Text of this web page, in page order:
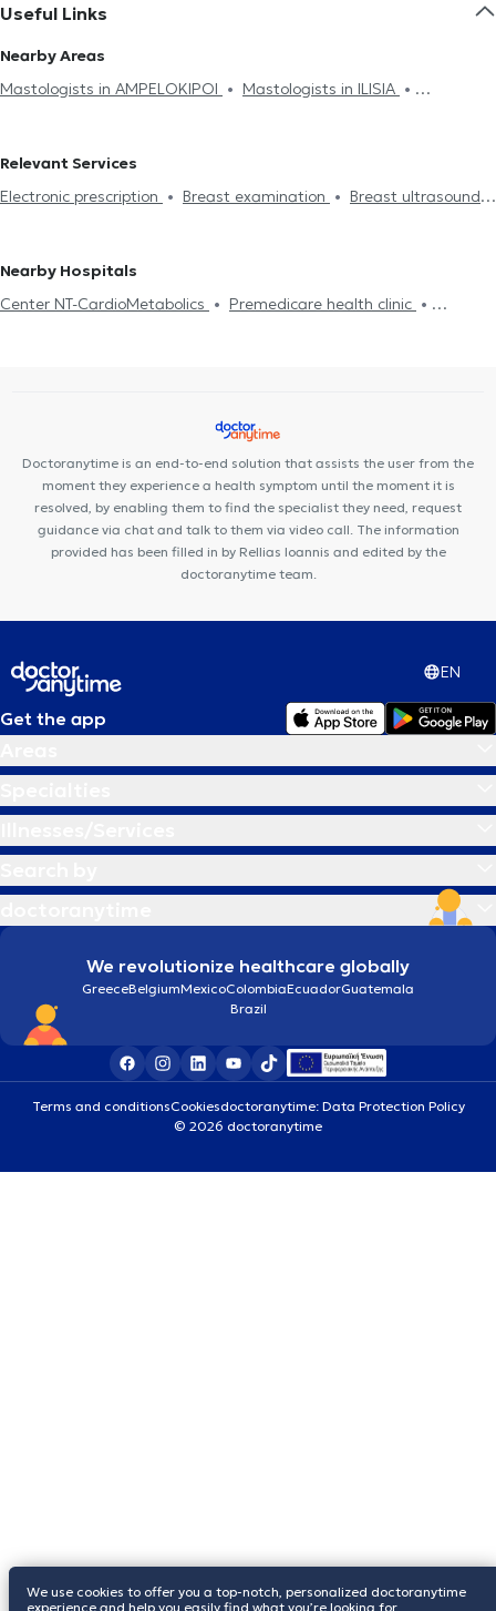
Useful Links
Nearby Areas
Mastologists in AMPELOKIPOI
Mastologists in ILISIA
Mastologists in NEO PSYCHIKO
Mastologists in CHALANDRI
Mastologists in ILIOUPOLI
Mastologists in GLYFADA
Relevant Services
Electronic prescription
Breast examination
Breast ultrasound
Nearby Hospitals
Center NT-CardioMetabolics
Premedicare health clinic
Doctoranytime is an end-to-end solution that assists the user from the
moment they experience a health symptom until the moment it is
resolved, by enabling them to find the specialist they need, request
guidance via chat and talk to them via video call. The information
provided has been filled in by Rellias Ioannis and edited by the
doctoranytime team.
EN
Get the app
We revolutionize healthcare globally
GreeceBelgiumMexicoColombiaEcuadorGuatemala
Brazil
Terms and conditionsCookiesdoctoranytime: Data Protection Policy
© 2026 doctoranytime
We use cookies to offer you a top-notch, personalized doctoranytime
experience and help you easily find what you’re looking for.